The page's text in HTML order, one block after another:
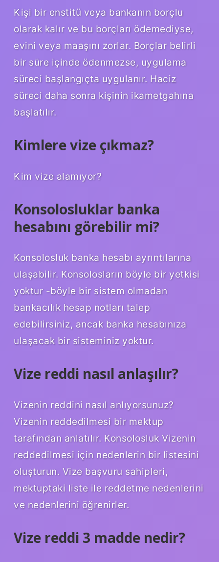
Kişi bir enstitü veya bankanın borçlu
olarak kalır ve bu borçları ödemediyse,
evini veya maaşını zorlar. Borçlar belirli
bir süre içinde ödenmezse, uygulama
süreci başlangıçta uygulanır. Haciz
süreci daha sonra kişinin ikametgahına
başlatılır.
Kimlere vize çıkmaz?
Kim vize alamıyor?
Konsolosluklar banka
hesabını görebilir mi?
Konsolosluk banka hesabı ayrıntılarına
ulaşabilir. Konsolosların böyle bir yetkisi
yoktur -böyle bir sistem olmadan
bankacılık hesap notları talep
edebilirsiniz, ancak banka hesabınıza
ulaşacak bir sisteminiz yoktur.
Vize reddi nasıl anlaşılır?
Vizenin reddini nasıl anlıyorsunuz?
Vizenin reddedilmesi bir mektup
tarafından anlatılır. Konsolosluk Vizenin
reddedilmesi için nedenlerin bir listesini
oluşturun. Vize başvuru sahipleri,
mektuptaki liste ile reddetme nedenlerini
ve nedenlerini öğrenirler.
Vize reddi 3 madde nedir?